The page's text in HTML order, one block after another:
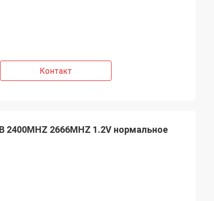
Контакт
2400MHZ 2666MHZ 1.2V нормальное